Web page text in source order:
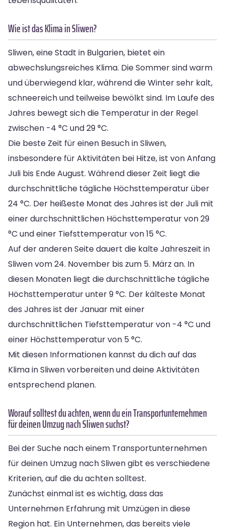
Wie ist das Klima in Sliwen?
Sliwen, eine Stadt in Bulgarien, bietet ein
abwechslungsreiches Klima. Die Sommer sind warm
und überwiegend klar, während die Winter sehr kalt,
schneereich und teilweise bewölkt sind. Im Laufe des
Jahres bewegt sich die Temperatur in der Regel
zwischen -4 °C und 29 °C.
Die beste Zeit für einen Besuch in Sliwen,
insbesondere für Aktivitäten bei Hitze, ist von Anfang
Juli bis Ende August. Während dieser Zeit liegt die
durchschnittliche tägliche Höchsttemperatur über
24 °C. Der heißeste Monat des Jahres ist der Juli mit
einer durchschnittlichen Höchsttemperatur von 29
°C und einer Tiefsttemperatur von 15 °C.
Auf der anderen Seite dauert die kalte Jahreszeit in
Sliwen vom 24. November bis zum 5. März an. In
diesen Monaten liegt die durchschnittliche tägliche
Höchsttemperatur unter 9 °C. Der kälteste Monat
des Jahres ist der Januar mit einer
durchschnittlichen Tiefsttemperatur von -4 °C und
einer Höchsttemperatur von 5 °C.
Mit diesen Informationen kannst du dich auf das
Klima in Sliwen vorbereiten und deine Aktivitäten
entsprechend planen.
Worauf solltest du achten, wenn du ein Transportunternehmen
für deinen Umzug nach Sliwen suchst?
Bei der Suche nach einem Transportunternehmen
für deinen Umzug nach Sliwen gibt es verschiedene
Kriterien, auf die du achten solltest.
Zunächst einmal ist es wichtig, dass das
Unternehmen Erfahrung mit Umzügen in diese
Region hat. Ein Unternehmen, das bereits viele